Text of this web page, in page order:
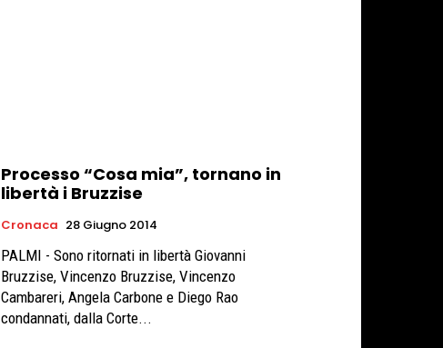
Processo “Cosa mia”, tornano in
libertà i Bruzzise
Cronaca 28 Giugno 2014
PALMI - Sono ritornati in libertà Giovanni
Bruzzise, Vincenzo Bruzzise, Vincenzo
Cambareri, Angela Carbone e Diego Rao
condannati, dalla Corte...